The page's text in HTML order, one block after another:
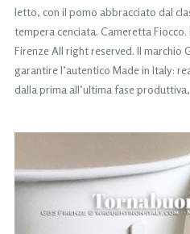
letto, con il pomo abbracciato dal
tempera cenciata. Cameretta Fiocco.
Firenze All right reserved. Il marchio
garantire l’autentico Made in Italy:
dalla prima all’ultima fase